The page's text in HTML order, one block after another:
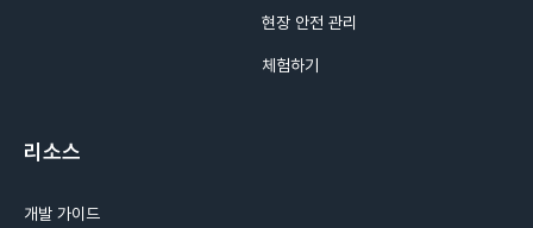
현장 안전 관리
체험하기
리소스
개발 가이드